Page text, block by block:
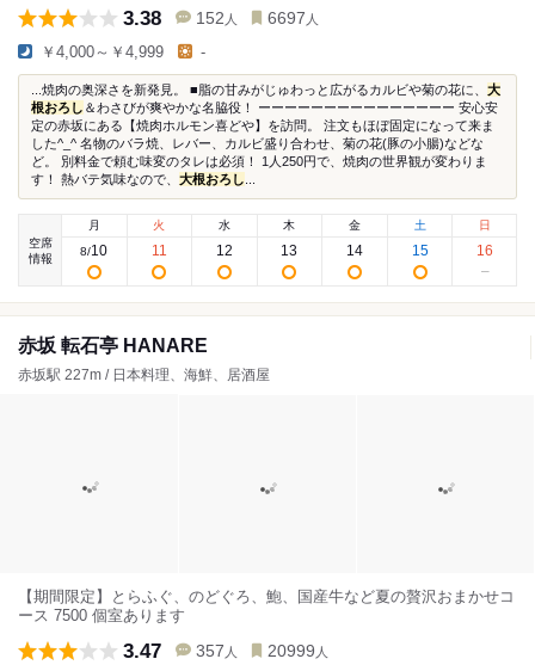
3.38 152 人 6697 人
￥4,000～￥4,999 -
...焼肉の奥深さを新発見。 ■脂の甘みがじゅわっと広がるカルビや菊の花に、 大
根おろし ＆わさびが爽やかな名脇役！ ーーーーーーーーーーーーーーー 安心安
定の赤坂にある【焼肉ホルモン喜どや】を訪問。 注文もほぼ固定になって来ま
した^_^ 名物のバラ焼、レバー、カルビ盛り合わせ、菊の花(豚の小腸)などな
ど。 別料金で頼む味変のタレは必須！ 1人250円で、焼肉の世界観が変わりま
す！ 熱バテ気味なので、 大根おろし
空席
情報
月
8/10
火
11
水
12
木
13
金
14
土
15
日
16
赤坂 転石亭 HANARE
赤坂駅 227m / 日本料理、海鮮、居酒屋
【期間限定】とらふぐ、のどぐろ、鮑、国産牛など夏の贅沢おまかせコ
ース 7500 個室あります
3.47 357 人 20999 人